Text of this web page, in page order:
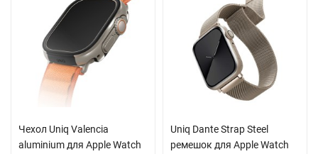
Чехол Uniq Valencia
aluminium для Apple Watch
Uniq Dante Strap Steel
ремешок для Apple Watch